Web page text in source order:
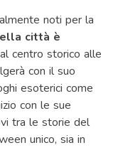
noti per la
città è
centro storico alle
con il suo
esoterici come
con le sue
tra le storie del
unico, sia in